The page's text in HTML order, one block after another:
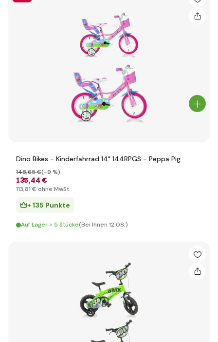
Dino Bikes - Kinderfahrrad 14" 144RPGS - Peppa Pig
135,44 €
148,65 €(-9 %)
113,81 € ohne MwSt
+ 135 Punkte
Auf Lager > 5 Stücke(Bei Ihnen 12.08.)